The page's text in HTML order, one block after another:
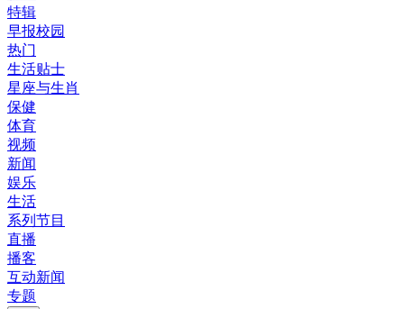
特辑
早报校园
热门
生活贴士
星座与生肖
保健
体育
视频
新闻
娱乐
生活
系列节目
直播
播客
互动新闻
专题